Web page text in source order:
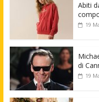
Abiti
19
di
19